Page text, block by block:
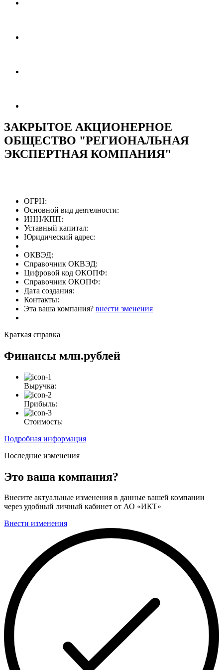
ЗАКРЫТОЕ АКЦИОНЕРНОЕ
ОБЩЕСТВО "РЕГИОНАЛЬНАЯ
ЭКСПЕРТНАЯ КОМПАНИЯ"
ОГРН:
Основной вид деятелности:
ИНН/КПП:
Уставный капитал:
Юридический адрес:
ОКВЭД:
Справочник ОКВЭД:
Цифровой код ОКОПФ:
Справочник ОКОПФ:
Дата создания:
Контакты:
Эта ваша компания? внести зменения
Краткая справка
Финансы млн.рублей
Выручка:
Прибыль:
Стоимость:
Подробная информация
Последние изменения
Это ваша компания?
Внесите актуальные изменения в данные вашей компании
через удобный личный кабинет от АО «ИКТ»
Внести изменения